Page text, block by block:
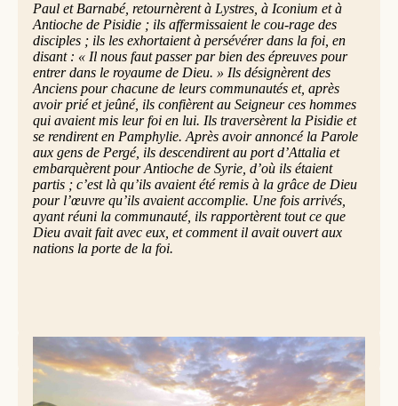
Paul et Barnabé, retournèrent à Lystres, à Iconium et à
Antioche de Pisidie ; ils affermissaient le cou-rage des
disciples ; ils les exhortaient à persévérer dans la foi, en
disant : « Il nous faut passer par bien des épreuves pour
entrer dans le royaume de Dieu. » Ils désignèrent des
Anciens pour chacune de leurs communautés et, après
avoir prié et jeûné, ils confièrent au Seigneur ces hommes
qui avaient mis leur foi en lui. Ils traversèrent la Pisidie et
se rendirent en Pamphylie. Après avoir annoncé la Parole
aux gens de Pergé, ils descendirent au port d’Attalia et
embarquèrent pour Antioche de Syrie, d’où ils étaient
partis ; c’est là qu’ils avaient été remis à la grâce de Dieu
pour l’œuvre qu’ils avaient accomplie. Une fois arrivés,
ayant réuni la communauté, ils rapportèrent tout ce que
Dieu avait fait avec eux, et comment il avait ouvert aux
nations la porte de la foi.
Nouveauté (Révélation 21,1-5a)